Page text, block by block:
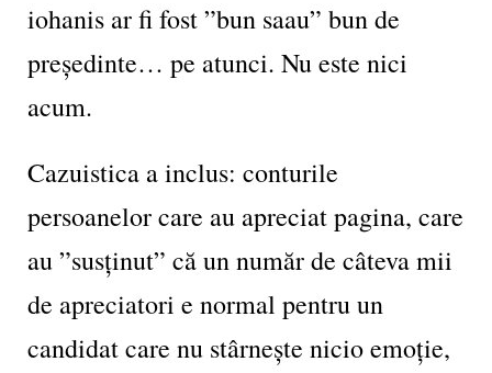
iohanis ar fi fost ”bun saau” bun de
președinte… pe atunci. Nu este nici
acum.
Cazuistica a inclus: conturile
persoanelor care au apreciat pagina, care
au ”susținut” că un număr de câteva mii
de apreciatori e normal pentru un
candidat care nu stârnește nicio emoție,